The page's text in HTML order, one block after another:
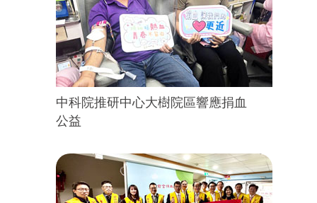
中科院推研中心大樹院區響應捐血
公益